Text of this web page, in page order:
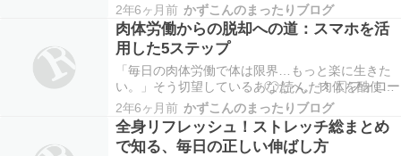
しれません。特に、都市部でのスペースの限られ
た環境や、忙しい日常の中で、どのようにして家
庭菜園を始め、管理していけばいいのか、初心者
には難しく感じることでしょう。 しかし、実は、
スマホ一つで…
2年6ヶ月前 かずこんのまったりブログ
肉体労働からの脱却への道：スマホを活
用した5ステップ
「毎日の肉体労働で体は限界…もっと楽に生きた
い。」そう切望しているあなたへ。 肉体を酷使す
る日々からの脱却は、遠い夢物語ではありませ
ん。実は、手の届く範囲に解決策があるのです。
この記事では、スマホを駆使して、肉体労働の束
縛から自由になるための実践的な5ステップを、心
2年6ヶ月前 かずこんのまったりブログ
全身リフレッシュ！ストレッチ総まとめ
で知る、毎日の正しい伸ばし方